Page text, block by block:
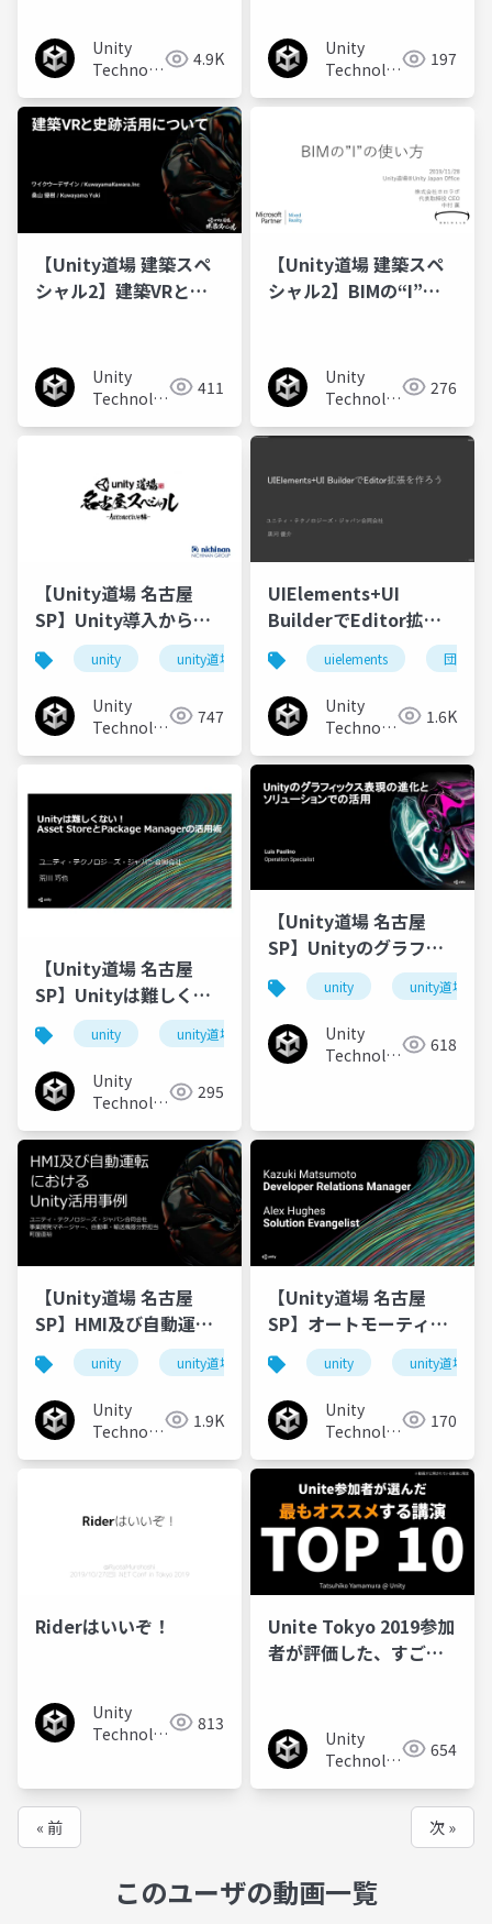
Unity
Technologies 4.9K
Unity
Technologies 197
【Unity道場 建築スペ
シャル2】建築VRと史
Unity
Technologies 411
【Unity道場 建築スペ
シャル2】BIMの“I”の
Unity
Technologies 276
【Unity道場 名古屋
SP】Unity導入から活
用までの開発フローを
大公開
unity unity道場
Unity
Technologies 747
UIElements+UI
BuilderでEditor拡張
を作ろうuielements 団結
Unity
Technologies 1.6K
【Unity道場 名古屋
SP】Unityは難しくな
い！Asset Storeと
Package Managerの
活用術
unity unity道場
Unity
Technologies 295
【Unity道場 名古屋
SP】Unityのグラフィ
ックス表現の進化とソ
リューションでの活用
unity unity道場
Unity
Technologies 618
【Unity道場 名古屋
SP】HMI及び自動運転
におけるUnity活用事例
unity unity道場
Unity
Technologies 1.9K
【Unity道場 名古屋
SP】オートモーティブ
向け Unity 導入ハンズ
オン
unity unity道場
Unity
Technologies 170
Riderはいいぞ！
Unity
Technologies 813
Unite Tokyo 2019参加
者が評価した、すごい
Unity
Technologies 654
« 前 次 »
このユーザの動画一覧